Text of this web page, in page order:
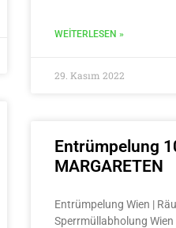
WEITERLESEN »
29. Kasım 2022
Entrümpelung
MARGARETEN
Entrümpelung Wien |
Sperrmüllabholung Wien